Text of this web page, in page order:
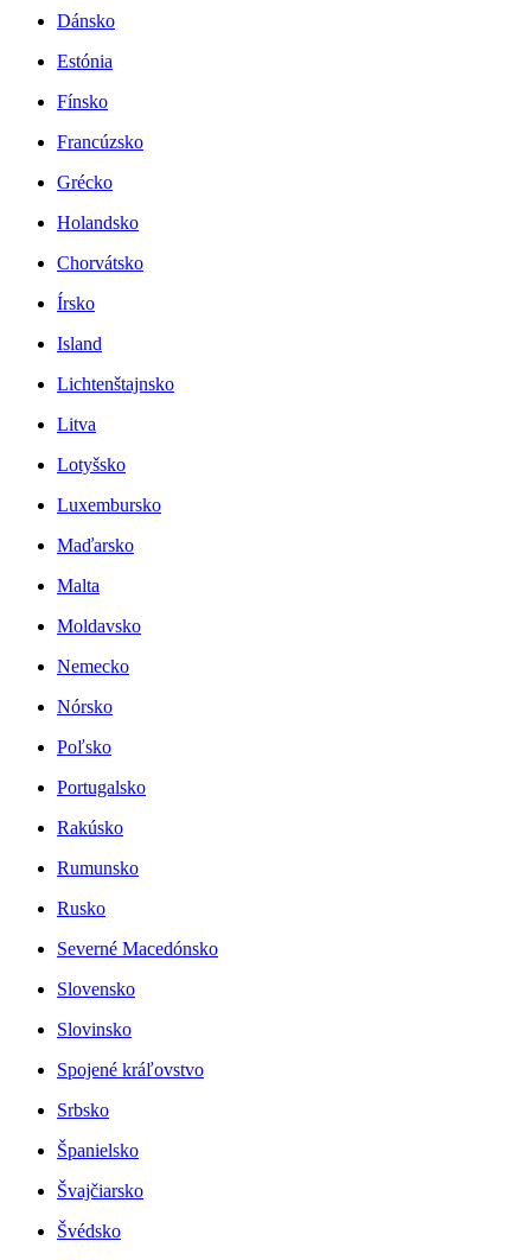
Dánsko
Estónia
Fínsko
Francúzsko
Grécko
Holandsko
Chorvátsko
Írsko
Island
Lichtenštajnsko
Litva
Lotyšsko
Luxembursko
Maďarsko
Malta
Moldavsko
Nemecko
Nórsko
Poľsko
Portugalsko
Rakúsko
Rumunsko
Rusko
Severné Macedónsko
Slovensko
Slovinsko
Spojené kráľovstvo
Srbsko
Španielsko
Švajčiarsko
Švédsko